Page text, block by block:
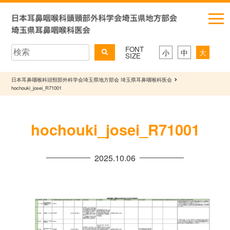
FONT
SIZE 小 中 大
日本耳鼻咽喉科頭頸部外科学会埼玉県地方部会 埼玉県耳鼻咽喉科医会
hochouki_josei_R71001
hochouki_josei_R71001
2025.10.06